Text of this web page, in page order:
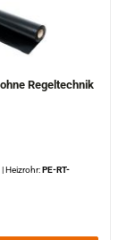
Regeltechnik
|Heizrohr:PE-RT-